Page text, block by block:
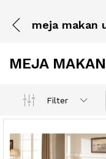
meja makan
MEJA
Filter